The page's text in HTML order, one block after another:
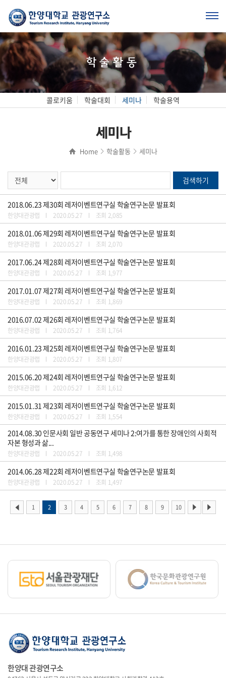
학술활동
콜로키움 학술대회 세미나 학술용역
세미나
Home 학술활동 세미나
2018.06.23 제30회 레저이벤트연구실 학술연구논문 발표회
한양대관광랩 2020.05.27 조회 2,085
2018.01.06 제29회 레저이벤트연구실 학술연구논문 발표회
한양대관광랩 2020.05.27 조회 2,070
2017.06.24 제28회 레저이벤트연구실 학술연구논문 발표회
한양대관광랩 2020.05.27 조회 1,977
2017.01.07 제27회 레저이벤트연구실 학술연구논문 발표회
한양대관광랩 2020.05.27 조회 1,869
2016.07.02 제26회 레저이벤트연구실 학술연구논문 발표회
한양대관광랩 2020.05.27 조회 1,764
2016.01.23 제25회 레저이벤트연구실 학술연구논문 발표회
한양대관광랩 2020.05.27 조회 1,807
2015.06.20 제24회 레저이벤트연구실 학술연구논문 발표회
한양대관광랩 2020.05.27 조회 1,612
2015.01.31 제23회 레저이벤트연구실 학술연구논문 발표회
한양대관광랩 2020.05.27 조회 1,554
2014.08.30 인문사회 일반 공동연구 세미나 2:여가를 통한 장애인의 사회적
자본 형성과 삶...
한양대관광랩 2020.05.27 조회 1,498
2014.06.28 제22회 레저이벤트연구실 학술연구논문 발표회
한양대관광랩 2020.05.27 조회 1,497
1 2 3 4 5 6 7 8 9 10
한양대 관광연구소